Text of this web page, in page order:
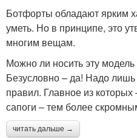
Ботфорты обладают ярким
уметь. Но в принципе, это
многим вещам.
Можно ли носить эту
Безусловно – да! Надо
правил. Главное из
сапоги – тем более
читать дальше →